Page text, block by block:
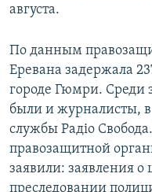
августа.
По данным
Еревана задержала
городе Гюмри.
были и журналисты,
службы Радіо
правозащитной
заявили: заявления
преследовании